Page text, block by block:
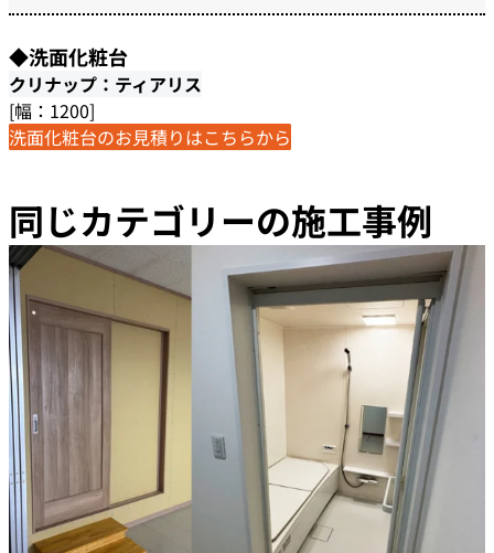
◆洗面化粧台
クリナップ：ティアリス
[幅：1200]
洗面化粧台のお見積りはこちらから
同じカテゴリーの施工事例